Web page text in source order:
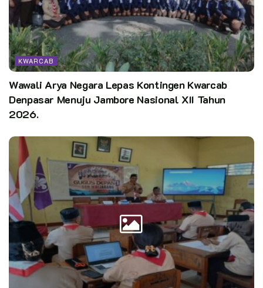
KWARCAB
Wawali Arya Negara Lepas Kontingen Kwarcab
Denpasar Menuju Jambore Nasional XII Tahun
2026.